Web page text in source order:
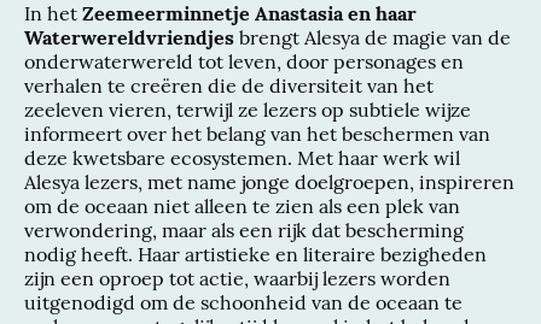
In het Zeemeerminnetje Anastasia en haar
Waterwereldvriendjes brengt Alesya de magie van de
onderwaterwereld tot leven, door personages en
verhalen te creëren die de diversiteit van het
zeeleven vieren, terwijl ze lezers op subtiele wijze
informeert over het belang van het beschermen van
deze kwetsbare ecosystemen. Met haar werk wil
Alesya lezers, met name jonge doelgroepen, inspireren
om de oceaan niet alleen te zien als een plek van
verwondering, maar als een rijk dat bescherming
nodig heeft. Haar artistieke en literaire bezigheden
zijn een oproep tot actie, waarbij lezers worden
uitgenodigd om de schoonheid van de oceaan te